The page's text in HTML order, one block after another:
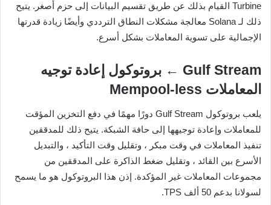
Turbine القيام بذلك عن طريق تقسيم البيانات إلى حزم أصغر. يتيح
ذلك لـ Solana معالجة مشكلات النطاق الترددي وأيضًا زيادة قدرتها
الإجمالية على تسوية المعاملات بشكل أسرع.
Gulf Stream ← بروتوكول إعادة توجيه
المعاملات Mempool-less
يلعب بروتوكول Gulf Stream دورًا مهمًا في دفع التخزين المؤقت
للمعاملات وإعادة توجيهها إلى حافة الشبكة. يتيح ذلك للمدققين
تنفيذ المعاملات في وقت مبكر ، وتقليل وقت التأكيد ، والتبديل
الأسرع بين القائد ، وتقليل ضغط الذاكرة على المدققين من
مجموعات المعاملات غير المؤكدة. إذن هذا البروتوكول هو ما يسمح
لسولانا بدعم 50 ألف TPS.